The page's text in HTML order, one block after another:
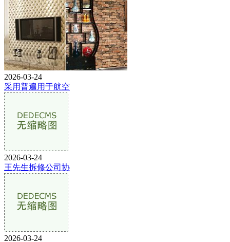
2026-03-24
采用普遍用于航空
2026-03-24
王先生拆修公司协
2026-03-24